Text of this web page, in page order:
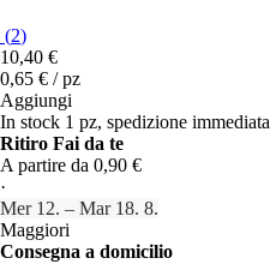
(2)
10,40 €
0,65 € / pz
Aggiungi
In stock 1 pz, spedizione immediata
Ritiro Fai da te
A partire da 0,90 €
·
Mer 12. – Mar 18. 8.
Maggiori
Consegna a domicilio